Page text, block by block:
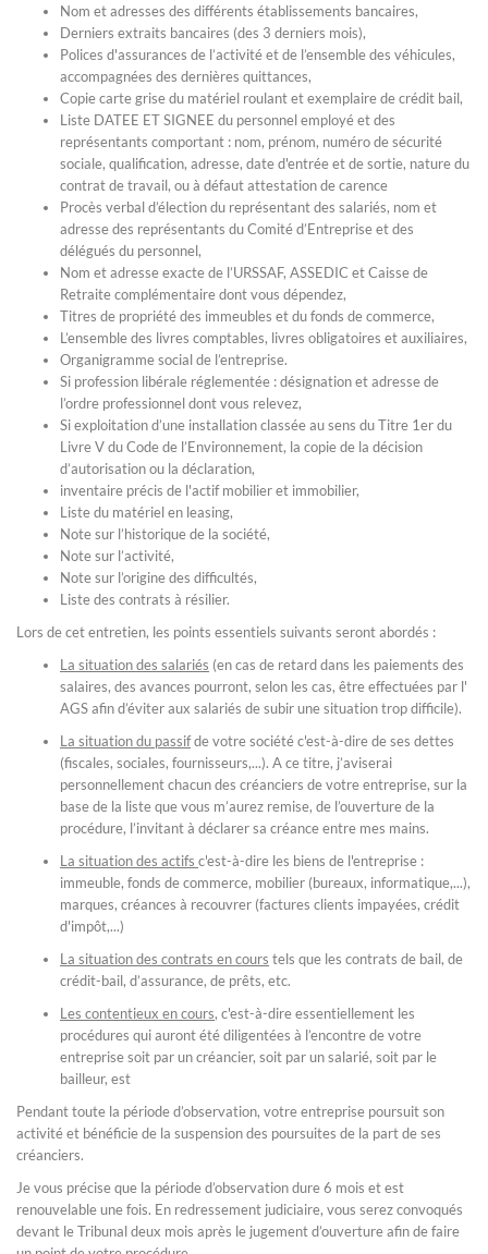
Nom et adresses des différents établissements bancaires,
Derniers extraits bancaires (des 3 derniers mois),
Polices d'assurances de l’activité et de l’ensemble des véhicules,
accompagnées des dernières quittances,
Copie carte grise du matériel roulant et exemplaire de crédit bail,
Liste DATEE ET SIGNEE du personnel employé et des
représentants comportant : nom, prénom, numéro de sécurité
sociale, qualification, adresse, date d'entrée et de sortie, nature du
contrat de travail, ou à défaut attestation de carence
Procès verbal d’élection du représentant des salariés, nom et
adresse des représentants du Comité d’Entreprise et des
délégués du personnel,
Nom et adresse exacte de l’URSSAF, ASSEDIC et Caisse de
Retraite complémentaire dont vous dépendez,
Titres de propriété des immeubles et du fonds de commerce,
L’ensemble des livres comptables, livres obligatoires et auxiliaires,
Organigramme social de l’entreprise.
Si profession libérale réglementée : désignation et adresse de
l’ordre professionnel dont vous relevez,
Si exploitation d’une installation classée au sens du Titre 1er du
Livre V du Code de l’Environnement, la copie de la décision
d’autorisation ou la déclaration,
inventaire précis de l'actif mobilier et immobilier,
Liste du matériel en leasing,
Note sur l’historique de la société,
Note sur l’activité,
Note sur l’origine des difficultés,
Liste des contrats à résilier.
Lors de cet entretien, les points essentiels suivants seront abordés :
La situation des salariés (en cas de retard dans les paiements des
salaires, des avances pourront, selon les cas, être effectuées par l'
AGS afin d’éviter aux salariés de subir une situation trop difficile).
La situation du passifde votre société c'est-à-dire de ses dettes
(fiscales, sociales, fournisseurs,...). A ce titre, j’aviserai
personnellement chacun des créanciers de votre entreprise, sur la
base de la liste que vous m’aurez remise, de l’ouverture de la
procédure, l’invitant à déclarer sa créance entre mes mains.
La situation des actifs c'est-à-dire les biens de l'entreprise :
immeuble, fonds de commerce, mobilier (bureaux, informatique,...),
marques, créances à recouvrer (factures clients impayées, crédit
d'impôt,...)
La situation des contrats en cours tels que les contrats de bail, de
crédit-bail, d’assurance, de prêts, etc.
Les contentieux en cours, c'est-à-dire essentiellement les
procédures qui auront été diligentées à l’encontre de votre
entreprise soit par un créancier, soit par un salarié, soit par le
bailleur, est
Pendant toute la période d’observation, votre entreprise poursuit son
activité et bénéficie de la suspension des poursuites de la part de ses
créanciers.
Je vous précise que la période d’observation dure 6 mois et est
renouvelable une fois. En redressement judiciaire, vous serez convoqués
devant le Tribunal deux mois après le jugement d’ouverture afin de faire